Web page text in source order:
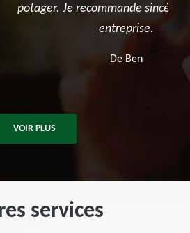
sincèrement cette
VOIR PLUS
services